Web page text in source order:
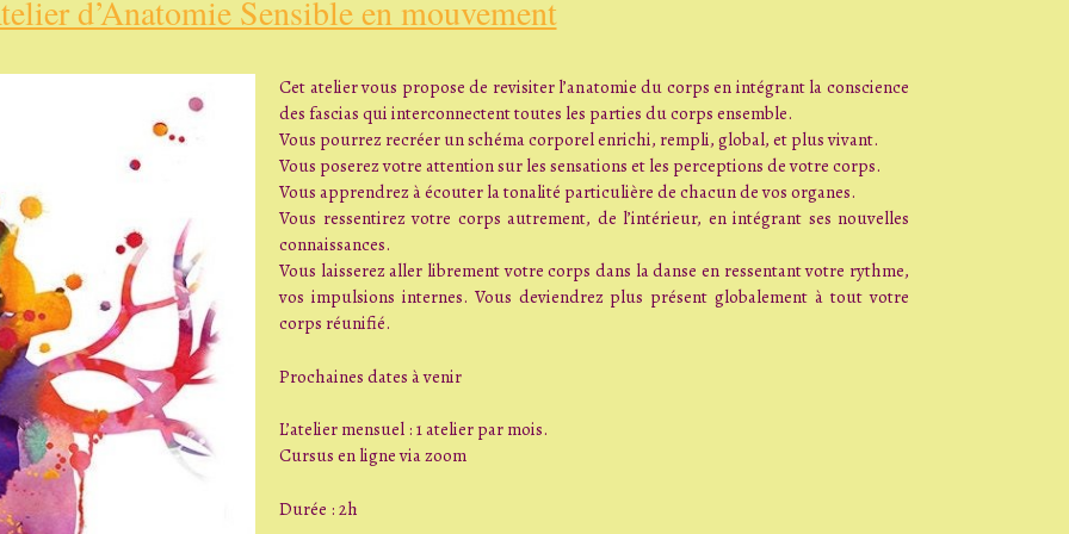
d’Anatomie Sensible en mouvement
Cet atelier vous propose de revisiter l’anatomie du corps en intégrant la conscience
des fascias qui interconnectent toutes les parties du corps ensemble.
Vous pourrez recréer un schéma corporel enrichi, rempli, global, et plus vivant.
Vous poserez votre attention sur les sensations et les perceptions de votre corps.
Vous apprendrez à écouter la tonalité particulière de chacun de vos organes.
Vous ressentirez votre corps autrement, de l’intérieur, en intégrant ses nouvelles
connaissances.
Vous laisserez aller librement votre corps dans la danse en ressentant votre rythme,
vos impulsions internes. Vous deviendrez plus présent globalement à tout votre
corps réunifié.
Prochaines dates à venir
L’atelier mensuel : 1 atelier par mois.
Cursus en ligne via zoom
Durée : 2h